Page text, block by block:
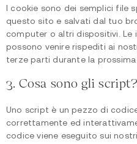
I cookie sono dei semplici file
questo sito e salvati dal tuo
computer o altri dispositivi. Le
possono venire rispediti ai
terze parti durante la prossima
3. Cosa sono gli script?
Uno script è un pezzo di
correttamente ed
codice viene eseguito sui